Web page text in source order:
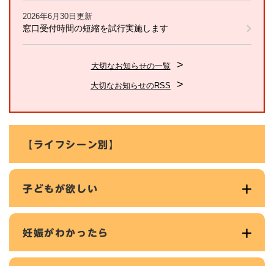
2026年6月30日更新
窓口受付時間の短縮を試行実施します
大切なお知らせの一覧
大切なお知らせのRSS
【ライフシーン別】
子どもが欲しい
妊娠がわかったら